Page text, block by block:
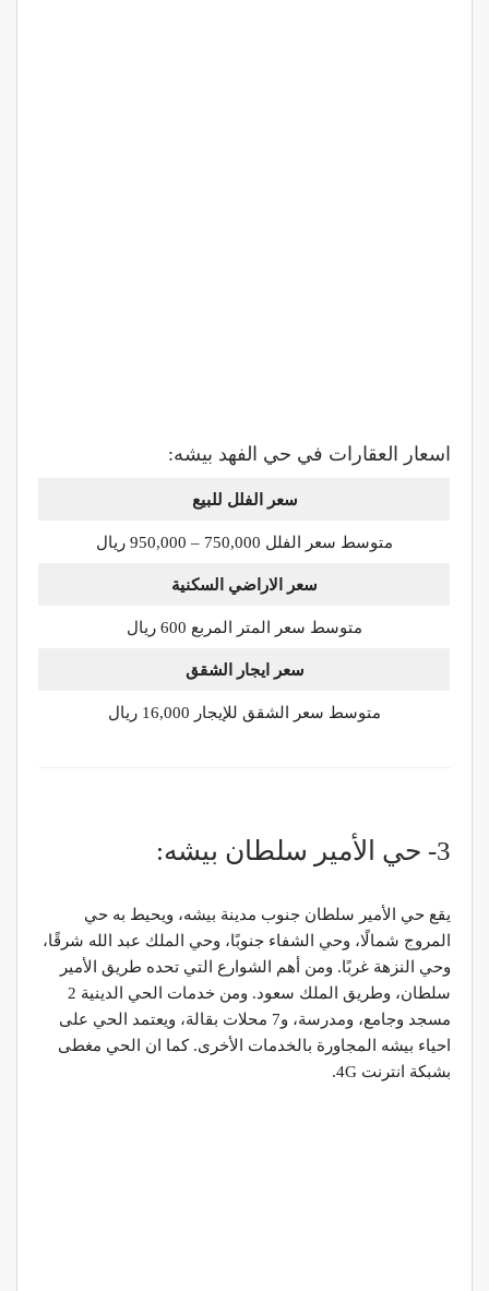
اسعار العقارات في حي الفهد بيشه:
سعر الفلل للبيع
متوسط سعر الفلل 750,000 – 950,000 ريال
سعر الاراضي السكنية
متوسط سعر المتر المربع 600 ريال
سعر ايجار الشقق
متوسط سعر الشقق للإيجار 16,000 ريال
3- حي الأمير سلطان بيشه:
يقع حي الأمير سلطان جنوب مدينة بيشه، ويحيط به حي
المروج شمالًا، وحي الشفاء جنوبًا، وحي الملك عبد الله شرقًا،
وحي النزهة غربًا. ومن أهم الشوارع التي تحده طريق الأمير
سلطان، وطريق الملك سعود. ومن خدمات الحي الدينية 2
مسجد وجامع، ومدرسة، و7 محلات بقالة، ويعتمد الحي على
احياء بيشه المجاورة بالخدمات الأخرى. كما ان الحي مغطى
بشبكة انترنت 4G.